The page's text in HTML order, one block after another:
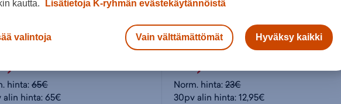
Essentials 3-Stripes Full-Zip - naisten huppari
hinta:65€
alin hinta: 65€
adidas
14,99€
Norm. hinta:23€
30pv alin hinta: 12,95€
kautta.
Lisätietoja K-ryhmän evästekäytännöistä
valintoja Vain välttämättömät Hyväksy kaikki